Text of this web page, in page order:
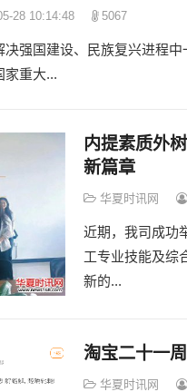
28 10:14:48 5067
强国建设、民族复兴进程
家重大...
内提素质外
新篇章
华夏时讯网
近期，我司成功
工专业技能及综
新的...
淘宝二十一
华夏时讯网